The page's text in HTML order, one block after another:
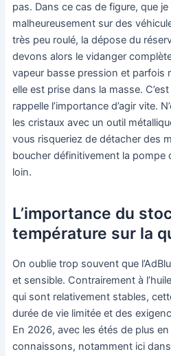
pas. Dans ce cas de figure, que
malheureusement sur des
très peu roulé, la dépose du
devons alors le vidanger
vapeur basse pression et parfois
elle est prise dans la masse.
rappelle l’importance d’agir vite.
les cristaux avec un outil
vous risqueriez de détacher des
boucher définitivement la pompe
loin.
L’importance du
température sur la
On oublie trop souvent que
et sensible. Contrairement à
qui sont relativement stables,
durée de vie limitée et des
En 2026, avec les étés de plus
connaissons, notamment ici